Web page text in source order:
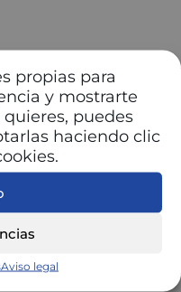
propias para
y mostrarte
puedes
haciendo clic
Aviso legal